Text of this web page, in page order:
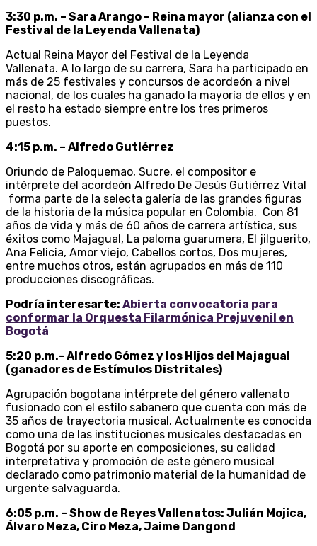
3:30 p.m. – Sara Arango – Reina mayor (alianza con el
Festival de la Leyenda Vallenata)
Actual Reina Mayor del Festival de la Leyenda
Vallenata. A lo largo de su carrera, Sara ha participado en
más de 25 festivales y concursos de acordeón a nivel
nacional, de los cuales ha ganado la mayoría de ellos y en
el resto ha estado siempre entre los tres primeros
puestos.
4:15 p.m. – Alfredo Gutiérrez
Oriundo de Paloquemao, Sucre, el compositor e
intérprete del acordeón Alfredo De Jesús Gutiérrez Vital
forma parte de la selecta galería de las grandes figuras
de la historia de la música popular en Colombia. Con 81
años de vida y más de 60 años de carrera artística, sus
éxitos como Majagual, La paloma guarumera, El jilguerito,
Ana Felicia, Amor viejo, Cabellos cortos, Dos mujeres,
entre muchos otros, están agrupados en más de 110
producciones discográficas.
Podría interesarte: Abierta convocatoria para
conformar la Orquesta Filarmónica Prejuvenil en
Bogotá
5:20 p.m.- Alfredo Gómez y los Hijos del Majagual
(ganadores de Estímulos Distritales)
Agrupación bogotana intérprete del género vallenato
fusionado con el estilo sabanero que cuenta con más de
35 años de trayectoria musical. Actualmente es conocida
como una de las instituciones musicales destacadas en
Bogotá por su aporte en composiciones, su calidad
interpretativa y promoción de este género musical
declarado como patrimonio material de la humanidad de
urgente salvaguarda.
6:05 p.m. – Show de Reyes Vallenatos: Julián Mojica,
Álvaro Meza, Ciro Meza, Jaime Dangond